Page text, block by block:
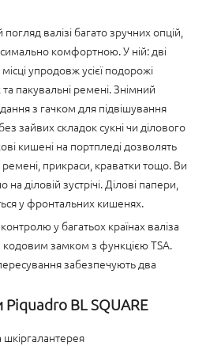
валізі багато зручних опцій,
комфортною. У ній: дві
упродовж усієї подорожі
пакувальні ремені. Знімний
з гачком для підвішування
зайвих складок сукні чи ділового
кишені на портпледі дозволять
ремені, прикраси, краватки тощо. Ви
діловій зустрічі. Ділові папери,
у фронтальних кишенях.
у багатьох країнах валіза
замком з функцією TSA.
забезпечують два
Piquadro BL SQUARE
шкіргалантерея